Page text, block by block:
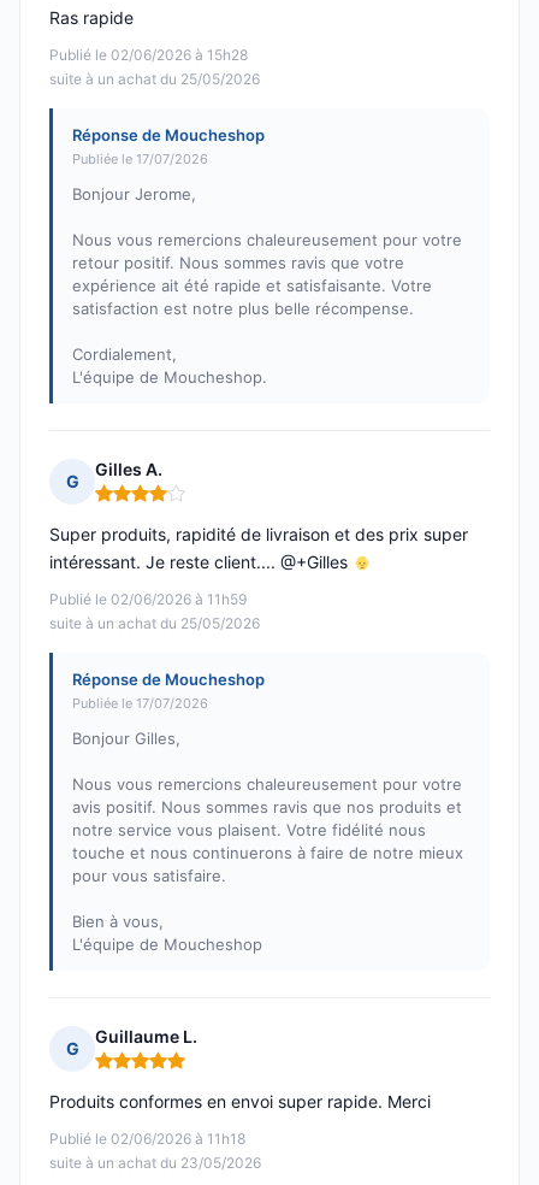
Publié le 02/06/2026 à 15h28
suite à un achat du 25/05/2026
Ras rapide
Réponse de Moucheshop
Publiée le 17/07/2026
Bonjour Jerome,
Nous vous remercions chaleureusement pour votre
retour positif. Nous sommes ravis que votre
expérience ait été rapide et satisfaisante. Votre
satisfaction est notre plus belle récompense.
Cordialement,
L'équipe de Moucheshop.
G
Gilles A.
Note : 4 sur 5
Publié le 02/06/2026 à 11h59
suite à un achat du 25/05/2026
Super produits, rapidité de livraison et des prix super
intéressant. Je reste client.... @+Gilles
Réponse de Moucheshop
Publiée le 17/07/2026
Bonjour Gilles,
Nous vous remercions chaleureusement pour votre
avis positif. Nous sommes ravis que nos produits et
notre service vous plaisent. Votre fidélité nous
touche et nous continuerons à faire de notre mieux
pour vous satisfaire.
Bien à vous,
L'équipe de Moucheshop
G
Guillaume L.
Note : 5 sur 5
Publié le 02/06/2026 à 11h18
suite à un achat du 23/05/2026
Produits conformes en envoi super rapide. Merci